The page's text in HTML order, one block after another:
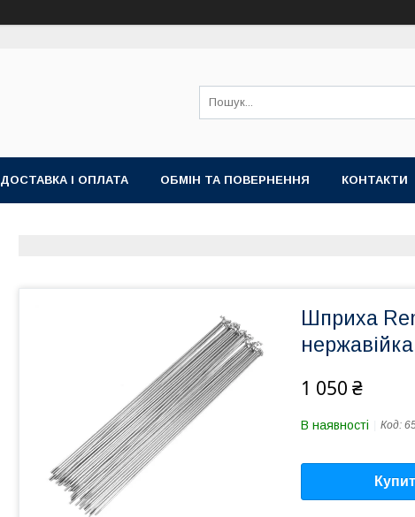
ДОСТАВКА І ОПЛАТА ОБМІН ТА ПОВЕРНЕННЯ КОНТАКТИ
Шприха
1 050 ₴
В наявності Код: